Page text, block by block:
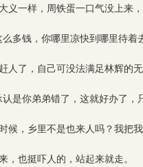
义一样，周铁蛋一口气没上来
么多钱，你哪里凉快到哪里待着
人了，自己可没法满足林辉的无
是你弟弟错了，这就好办了，
候，乡里不是也来人吗？我把
，也挺吓人的，站起来就走。